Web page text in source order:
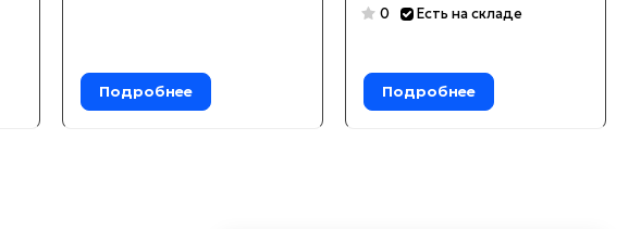
Подробнее
0 Есть на складе
Подробнее